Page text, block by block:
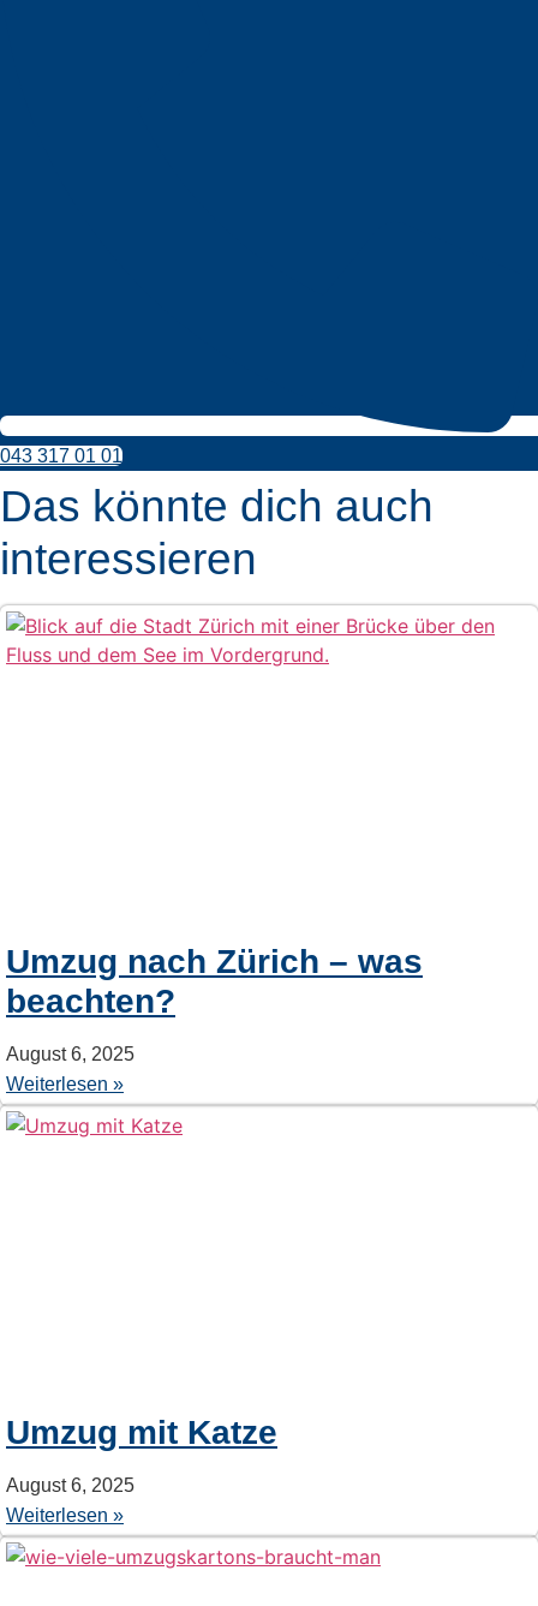
043 317 01 01
Das könnte dich auch
interessieren
Umzug nach Zürich – was
beachten?
August 6, 2025
Weiterlesen »
Umzug mit Katze
August 6, 2025
Weiterlesen »